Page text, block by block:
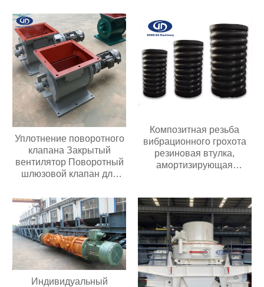
дробилок для
переработки руды
Уплотнение поворотного
клапана Закрытый
вентилятор Поворотный
шлюзовой клапан для
гранул
Композитная резьба
вибрационного грохота
резиновая втулка,
амортизирующая
Индивидуальный